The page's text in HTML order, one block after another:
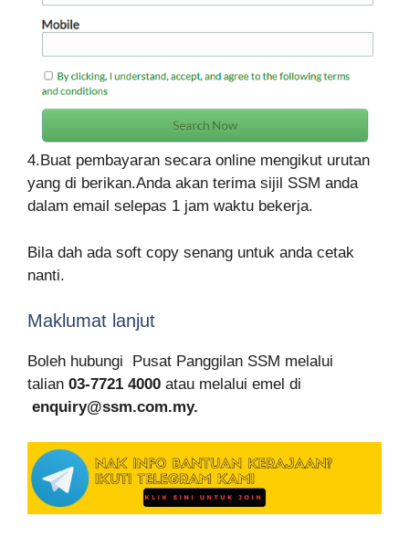
4.Buat pembayaran secara online mengikut urutan
yang di berikan.Anda akan terima sijil SSM anda
dalam email selepas 1 jam waktu bekerja.
Bila dah ada soft copy senang untuk anda cetak
nanti.
Maklumat lanjut
Boleh hubungi Pusat Panggilan SSM melalui
talian 03-7721 4000 atau melalui emel di
enquiry@ssm.com.my.